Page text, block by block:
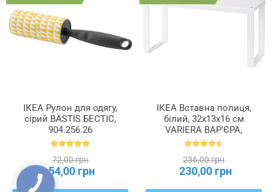
ІКЕА Рулон для одягу,
сірий BÄSTIS БЕСТІС,
904.256.26
72,00 грн
54,00 грн
ІКЕА Вставна полиця,
білий, 32x13x16 см
VARIERA ВАР'ЄРА,
801.366.22
236,00 грн
230,00 грн